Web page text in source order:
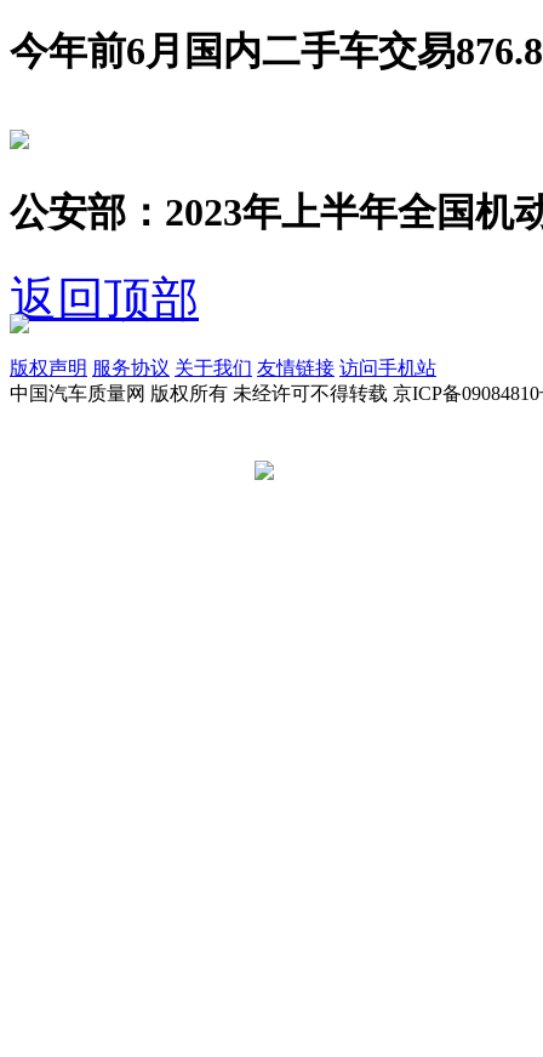
今年前6月国内二手车交易
公安部：2023年上半年全国机
返回顶部
版权声明 服务协议 关于我们 友情链接 访问手机站
中国汽车质量网 版权所有 未经许可不得转载 京ICP备09084810